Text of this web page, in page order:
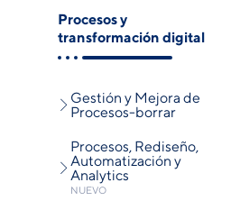
Procesos y
transformación digital
Gestión y Mejora de
Procesos-borrar
Procesos, Rediseño,
Automatización y
Analytics
NUEVO